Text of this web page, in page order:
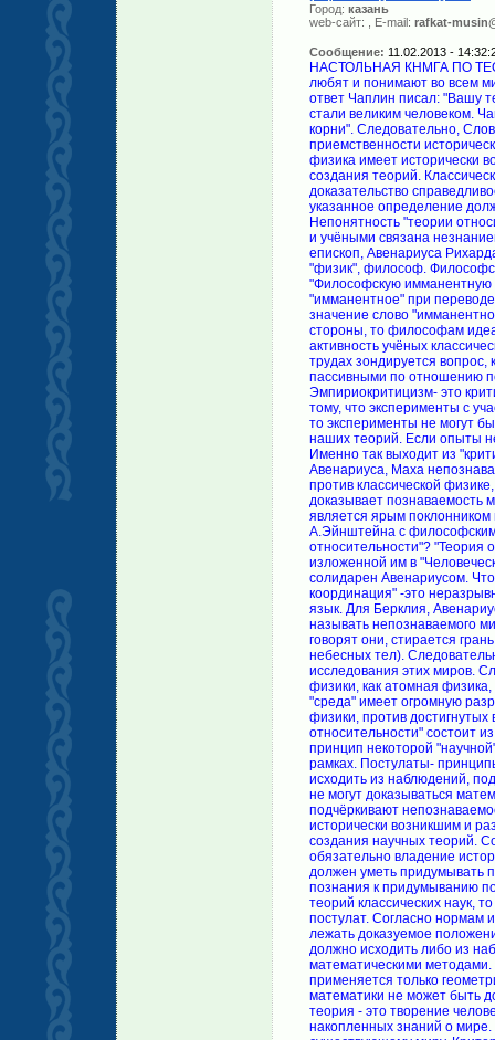
Город: казань
web-сайт:
, E-mail: rafkat-
Сообщение: 11.02.2013 -
НАСТОЛЬНАЯ КНМГА ПО ТЕОРИИ ОТНОСИТЕЛЬНОСТИ. "Ваш фильм "Золотая лихорадка" любят и понимают во всем мире. Я уверен, что вы станете великим человеком. Эйнштейн". В ответ Чаплин писал: "Вашу теорию относительности не понимает никто в мире,но вы все-таки стали великим человеком. Чаплин." Слово "классическое" означает "имеющее исторические корни". Следовательно, Слово "классическое" исходит из историчности процесса познания, из приемственности исторически накопленных знаний грядущими поколениями. Классическая физика имеет исторически возникшие традиция, нормы и правила познания, нормы и правила создания теорий. Классическая физика владеет строгими методами познания, методами доказательство справедливость наших теорий. При анализе "теории относительности", выше указанное определение должно быть рядом с вами по всей протяжённости ознакомления. Непонятность "теории относительности" в рамках среднего и высшего образования студентами и учёными связана незнанием философию Берклия Джорджа (1685-1753)-англ. Философ, епископ, Авенариуса Рихарда (1843-1896) -швейц. философ, Маха Эрнста (1838-1916) австр. "физик", философ. Философские труды, указанных философов, связаны между собой и образуют "Философскую имманентную школу" Э.Маха. Что такое имманентная школа Э. Маха? Слово "имманентное" при переводе означает, "пребывание человека в самом себе". Следовательно, значение слово "имманентное" равно значению слово "пассивность". Если исходить с этой стороны, то философам идеалистического толка Берклию, Авенариусу, Маху очень не нравится активность учёных классического направления познания. По этой причине, в их философских трудах зондируется вопрос, как сделать учёных классического направления познания пассивными по отношению познания. Эмпириокритицизм выдвигается Авенариусом и Махом. Эмпириокритицизм- это критика опыта (эксперимента). Критика опыта с их стороны сводится к тому, что эксперименты с участием приборов и механизмов неправильно показывают. Если так, то эксперименты не могут быть критерием познания, критерием доказательство справедливость наших теорий. Если опыты неправильно показывают, то нас окружающий мир непознаваемость. Именно так выходит из "критики опыта" Авенариуса, Маха. Следовательно, если мир для Авенариуса, Маха непознаваемость, то они со своими философскими мыслями направлены против классической физике, ибо именно классическая физика, история классической физики доказывает познаваемость мира. А.Эйнштейн принадлежит в звено Беркли, Авенариус, Мах и является ярым поклонником их философских идей. По этой причине невозможно скрывать связи А.Эйнштейна с философскими идеями Авенариуса и Маха. С чего начинается "теория относительности"? "Теория относительности" начинается с "принципиальной координации", изложенной им в "Человеческом понятии о мире" и в "Замечаниях". Э.Мах по этому вопросу солидарен Авенариусом. Что такое "принципиальная координация"? "Принципиальная координация" -это неразрывная связь "Я" и "СРЕДЫ". Переведём сею мудрость на понятный нам язык. Для Берклия, Авенариуса мир